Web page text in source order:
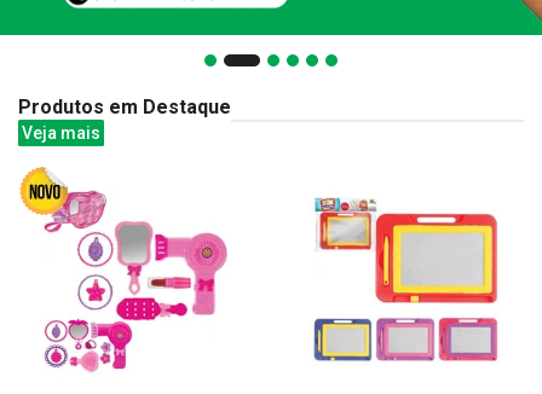
Produtos em Destaque
Veja mais